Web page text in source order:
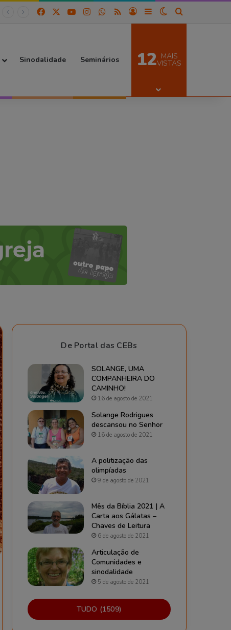
Facebook YouTubeInstagramWhatsApp
RSS Entrar Barra Lateral
Switch skin
Procurar por
Sinodalidade Seminários 12 MAIS
VISTAS
De Portal das CEBs
SOLANGE, UMA
COMPANHEIRA DO
CAMINHO!
16 de agosto de 2021
Solange Rodrigues
descansou no Senhor
16 de agosto de 2021
A politização das
olimpíadas
9 de agosto de 2021
Mês da Bíblia 2021 | A
Carta aos Gálatas –
Chaves de Leitura
6 de agosto de 2021
Articulação de
Comunidades e
sinodalidade
5 de agosto de 2021
TUDO (1509)